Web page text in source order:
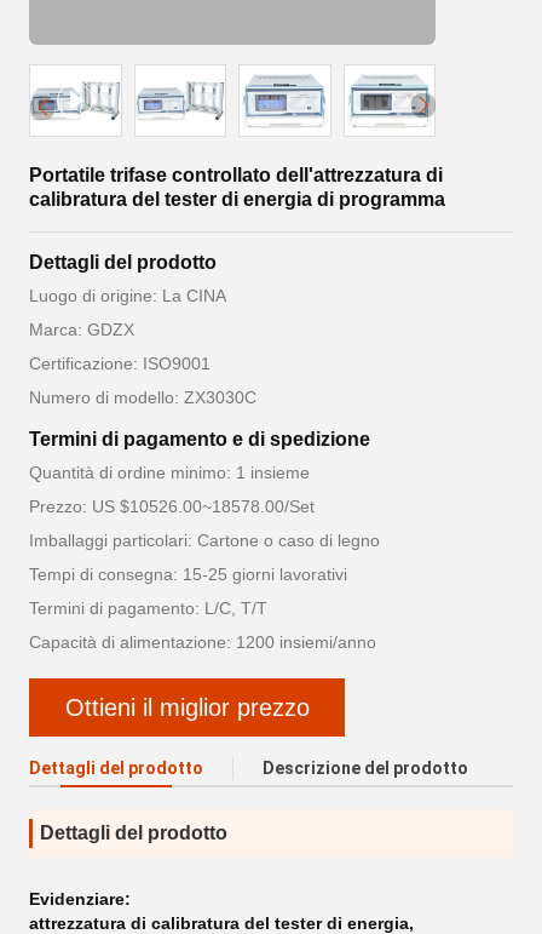
Portatile trifase controllato dell'attrezzatura di
calibratura del tester di energia di programma
Dettagli del prodotto
Luogo di origine: La CINA
Marca: GDZX
Certificazione: ISO9001
Numero di modello: ZX3030C
Termini di pagamento e di spedizione
Quantità di ordine minimo: 1 insieme
Prezzo: US $10526.00~18578.00/Set
Imballaggi particolari: Cartone o caso di legno
Tempi di consegna: 15-25 giorni lavorativi
Termini di pagamento: L/C, T/T
Capacità di alimentazione: 1200 insiemi/anno
Ottieni il miglior prezzo
Dettagli del prodotto Descrizione del prodotto
Dettagli del prodotto
Evidenziare:
attrezzatura di calibratura del tester di energia,